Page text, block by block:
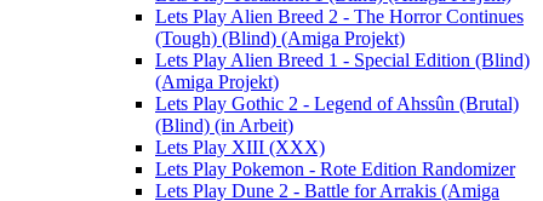
Lets Play Alien Breed 2 - The Horror Continues
(Tough) (Blind) (Amiga Projekt)
Lets Play Alien Breed 1 - Special Edition (Blind)
(Amiga Projekt)
Lets Play Gothic 2 - Legend of Ahssûn (Brutal)
(Blind) (in Arbeit)
Lets Play XIII (XXX)
Lets Play Pokemon - Rote Edition Randomizer
Lets Play Dune 2 - Battle for Arrakis (Amiga